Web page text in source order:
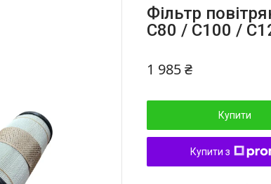
Фільтр
C80 / C100 /
1 985 ₴
Купити
Купити з